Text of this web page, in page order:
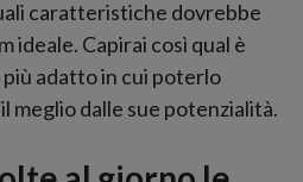
caratteristiche dovrebbe
ideale. Capirai così qual è
adatto in cui poterlo
meglio dalle sue potenzialità.